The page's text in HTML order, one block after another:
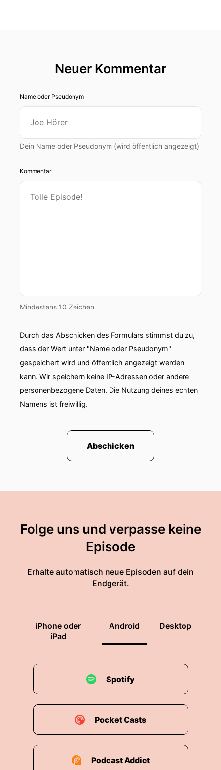
Neuer Kommentar
Name oder Pseudonym
Dein Name oder Pseudonym (wird öffentlich angezeigt)
Kommentar
Mindestens 10 Zeichen
Durch das Abschicken des Formulars stimmst du zu,
dass der Wert unter "Name oder Pseudonym"
gespeichert wird und öffentlich angezeigt werden
kann. Wir speichern keine IP-Adressen oder andere
personenbezogene Daten. Die Nutzung deines echten
Namens ist freiwillig.
Abschicken
Folge uns und verpasse keine
Episode
Erhalte automatisch neue Episoden auf dein
Endgerät.
iPhone oder
iPad
Android Desktop
Spotify
Pocket Casts
Podcast Addict